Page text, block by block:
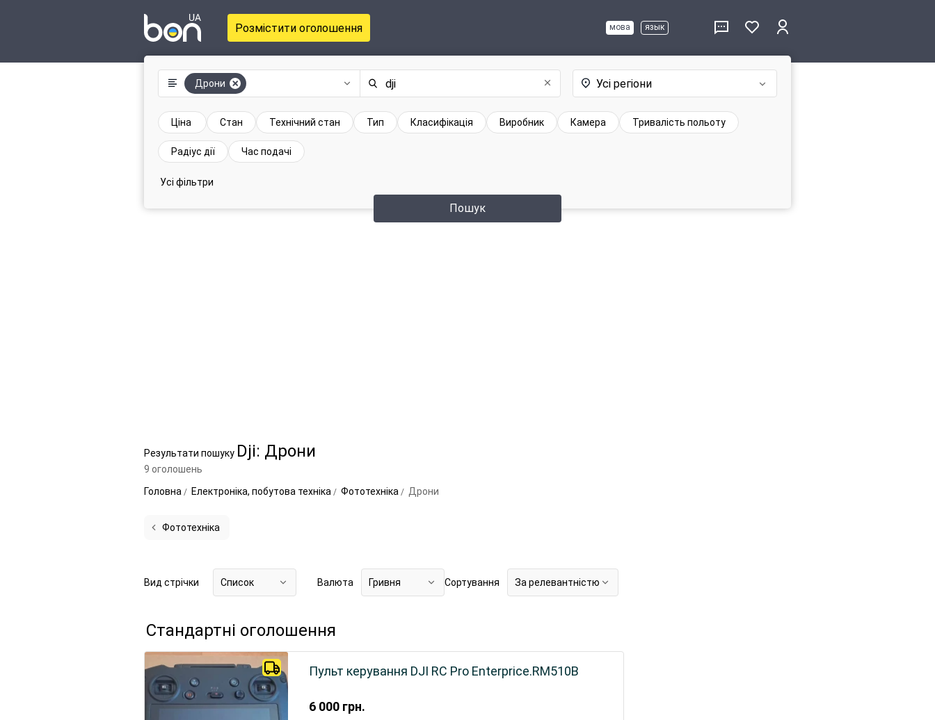
Розмістити оголошення мова язык
Дрони Усі регіони
Пошук
Ціна Стан Технічний стан Тип Класифікація Виробник Камера Тривалість польоту
Радіус дії Час подачі
Усі фільтри
Результати пошуку Dji: Дрони
9 оголошень
Головна
Електроніка, побутова техніка Фототехніка Дрони
Фототехніка
Вид стрічки Список Валюта Гривня Сортування За релевантністю
Стандартні оголошення
6 000 грн.
Пульт керування DJI RC Pro Enterprice.RM510B